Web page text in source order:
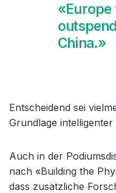
«Europe
China.»
Entscheidend sei
Grundlage
Auch in der
nach «Building the
dass zusätzliche